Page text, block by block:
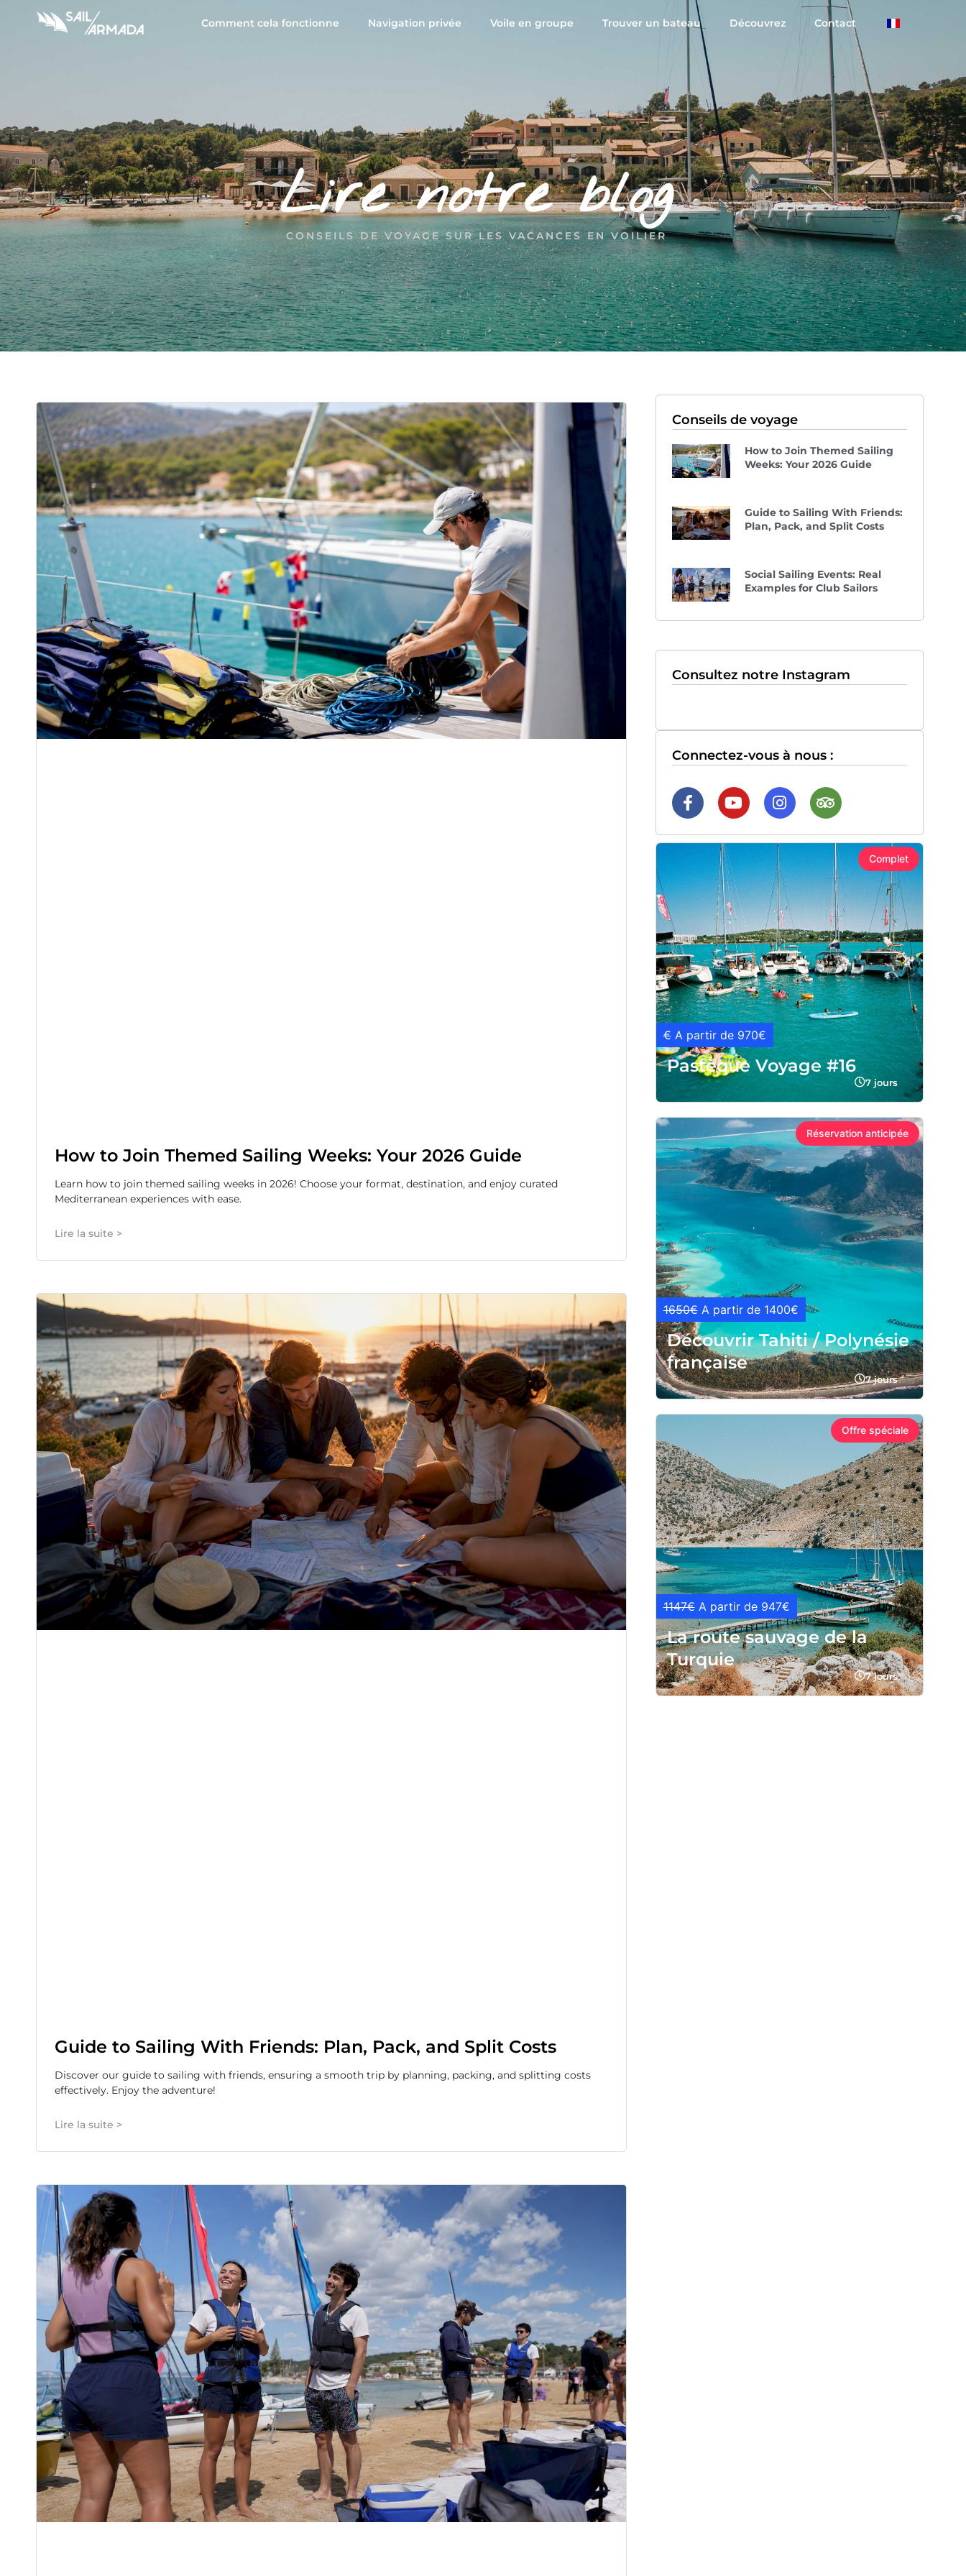
Comment cela fonctionne Navigation privée Voile en groupe Trouver un bateau Découvrez Contact
Lire notre blog
CONSEILS DE VOYAGE SUR LES VACANCES EN VOILIER
How to Join Themed Sailing Weeks: Your 2026 Guide
Learn how to join themed sailing weeks in 2026! Choose your format, destination, and enjoy curated
Mediterranean experiences with ease.
Lire la suite >
Guide to Sailing With Friends: Plan, Pack, and Split Costs
Discover our guide to sailing with friends, ensuring a smooth trip by planning, packing, and splitting costs
effectively. Enjoy the adventure!
Lire la suite >
Conseils de voyage
How to Join Themed Sailing
Weeks: Your 2026 Guide
Guide to Sailing With Friends:
Plan, Pack, and Split Costs
Social Sailing Events: Real
Examples for Club Sailors
Consultez notre Instagram
Connectez-vous à nous :
Complet
€A partir de 970€
Pastèque Voyage #16
7 jours
Réservation anticipée
1650€A partir de 1400€
Découvrir Tahiti / Polynésie
française
7 jours
Offre spéciale
1147€A partir de 947€
La route sauvage de la
Turquie
7 jours